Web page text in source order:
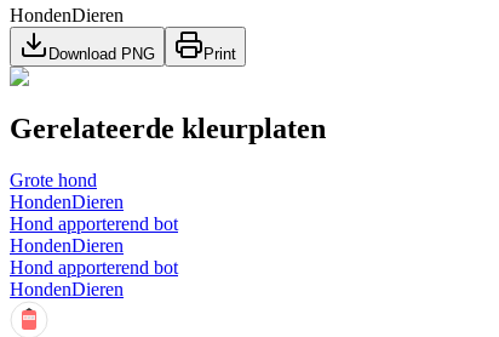
HondenDieren
Download PNG Print
Gerelateerde kleurplaten
Grote hond
HondenDieren
Hond apporterend bot
HondenDieren
Hond apporterend bot
HondenDieren